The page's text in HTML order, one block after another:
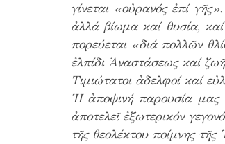
γίνεται «οὐρανός ἐπί
ἀλλά βίωμα καί θυσία,
πορεύεται «διά πολλῶν
ἐλπίδι Ἀναστάσεως καί
Τιμιώτατοι ἀδελφοί καί
Ἡ ἀποψινή παρουσία μας
ἀποτελεῖ ἐξωτερικόν
τῆς θεολέκτου ποίμνης